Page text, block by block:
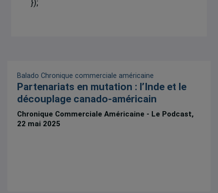
});
Balado Chronique commerciale américaine
Partenariats en mutation : l’Inde et le
découplage canado-américain
Chronique Commerciale Américaine - Le Podcast,
22 mai 2025